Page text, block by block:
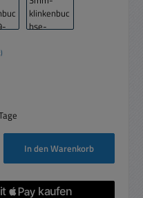
ein oder benutze die Schaltflächen um
In den Warenkorb